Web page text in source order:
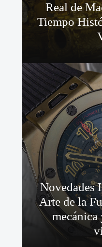
Real de
Tiempo
Novedades
Arte de la